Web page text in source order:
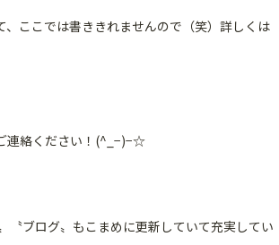
ここでは書ききれませんので（笑） 詳しくは
連絡ください！(^_−)−☆
ブログ〟 もこまめに更新していて充実してい